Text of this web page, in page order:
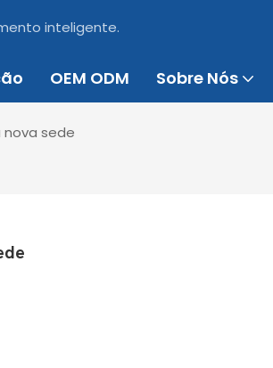
inteligente.
OEM ODM Sobre Nós
sede